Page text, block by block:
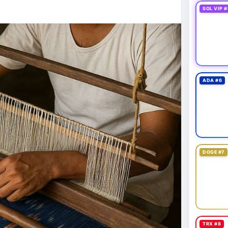
SOL VIP
ADA #6
DOGE #7
TRX #8